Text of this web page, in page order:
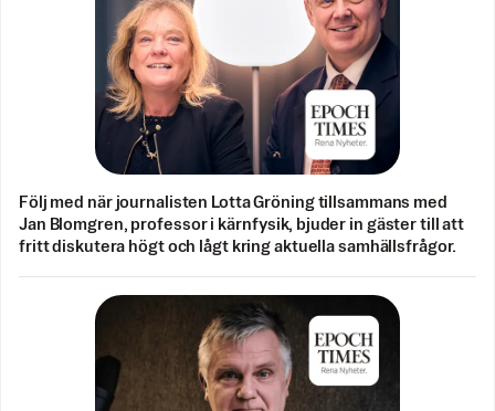
Följ med när journalisten Lotta Gröning tillsammans med
Jan Blomgren, professor i kärnfysik, bjuder in gäster till att
fritt diskutera högt och lågt kring aktuella samhällsfrågor.